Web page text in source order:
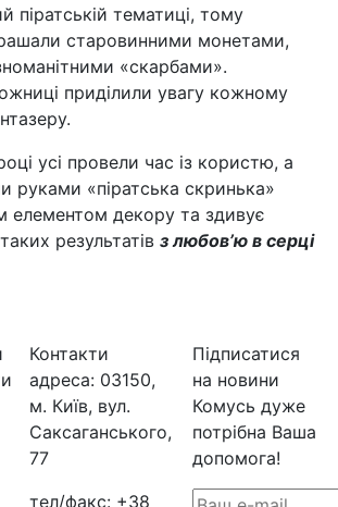
піратській тематиці, тому
старовинними монетами,
«скарбами».
приділили увагу кожному
усі провели час із користю, а
руками «піратська скринька»
елементом декору та здивує
результатів з любов’ю в серці
Контакти
адреса: 03150,
м. Київ, вул.
Саксаганського,
77
тел/факс: +38
Підписатися
на новини
Комусь дуже
потрібна Ваша
допомога!